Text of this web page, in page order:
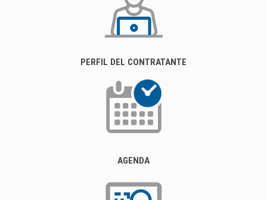
PERFIL DEL CONTRATANTE
AGENDA